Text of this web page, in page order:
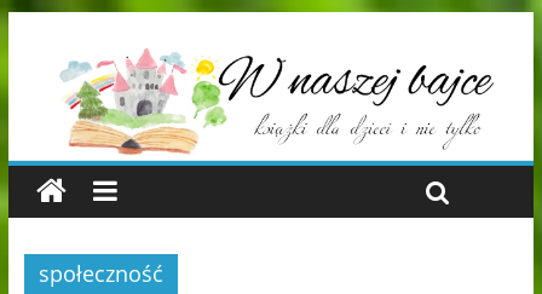
społeczność